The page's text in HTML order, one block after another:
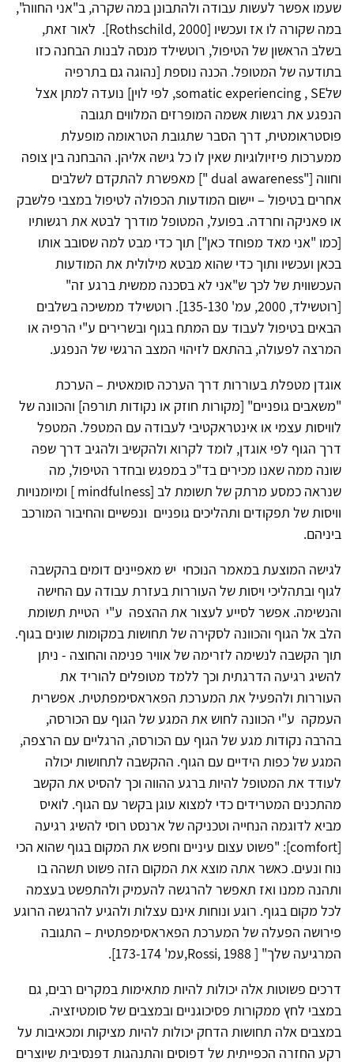
שעמו אפשר לעשות עבודה ולהתבונן במה שקרה, ב"אני החווה",
במה שקורה לו אז ועכשיו [Rothschild, 2000]. לאור זאת,
בשלב הראשון של הטיפול, רוטשילד מנסה לבנות הבחנה כזו
בתודעה של המטופל. הכנה נוספת [נהוגה גם בתרפיה
שלsomatic experiencing , SE, לפי לוין] נועדה למתן אצל
הנפגע את רגשות אשמה המופרזים המלווים תגובה
פוסטראומטית, דרך הסבר שתגובת הטראומה מופעלת
ממערכות פיזיולוגיות שאין לו כל גישה אליהן. ההבחנה בין צופה
וחווה ["dual awareness "] מאפשרת להתקדם לשלבים
אחרים בטיפול – יישום המודעות הכפולה לטיפול במצבי פלשבק
או פאניקה וחרדה. בפועל, המטופל מודרך לבטא את רגשותיו
[כמו "אני מאד מפוחד כאן"] תוך כדי מבט למה שסובב אותו
בכאן ועכשיו ותוך כדי שהוא מבטא מילולית את המודעות
העכשווית של לכך ש"אני לא בסכנה ממשית ברגע זה"
[רוטשילד, 2000, עמ' 135-130]. רוטשילד ממשיכה בשלבים
הבאים בטיפול לעבוד עם המתח בגוף ובשרירים ע"י הרפיה או
המרצה לפעולה, בהתאם לזיהוי המצב הרגשי של הנפגע.
אוגדן מטפלת בעוררות דרך הערכה סומאטית – הערכת
"משאבים גופניים" [מקורות חוזק או נקודות תורפה] והכוונה של
לוויסות עצמי או אינטראקטיבי לעבודה עם המטפל. המטפל
דרך הגוף לפי אוגדן, לומד לקרוא ולהקשיב ולהגיב דרך שפה
שונה ממה שאנו מכירים בד"כ במפגש ובחדר הטיפול, מה
שנראה כמסע מרתק של תשומת לב [mindfulness ] ומיומנויות
וויסות של תפקודים ותהליכים גופניים ונפשיים והחיבור המורכב
ביניהם.
לגישה המוצעת במאמר הנוכחי יש מאפיינים דומים בהקשבה
לגוף ובתהליכי ויסות של העוררות בעזרת עבודה עם החישה
והנשימה. אפשר לסייע לעצור את ההצפה ע"י הטיית תשומת
הלב אל הגוף והכוונה לסקירה של תחושות במקומות שונים בגוף.
תוך הקשבה לנשימה לזרימה של אוויר פנימה והחוצה - ניתן
להשיג רגיעה הדרגתית וכך ללמד מטופלים להוריד את
העוררות ולהפעיל את המערכת הפאראסימפתטית. אפשרית
העמקה ע"י הכוונה לחוש את המגע של הגוף עם הכורסה,
בהרבה נקודות מגע של הגוף עם הכורסה, הרגליים עם הרצפה,
המגע של כפות הידיים עם הגוף. ההקשבה לתחושות יכולה
לעודד את המטופל להיות ברגע ההווה וכך להסיט את הקשב
מהתכנים המטרידים כדי למצוא עוגן בקשר עם הגוף. לואיס
מביא לדוגמה הנחייה וטכניקה של ארנסט רוסי להשיג רגיעה
[comfort]: "פשוט עצום עיניים וחפש את המקום בגוף שהוא הכי
נוח ונעים. כאשר אתה מוצא את המקום הזה פשוט תשהה בו
ותהנה ממנו ואז תאפשר להרגשה להעמיק ולהתפשט בעצמה
לכל מקום בגוף. רוגע ונוחות אינם עצלות ולהגיע להרגשה הרוגע
פירושה הפעלה של המערכת הפאראסימפתטית – התגובה
המרגיעה שלך" [ Rossi, 1988,עמ' 173-174].
דרכים פשוטות אלה יכולות להיות מתאימות במקרים רבים, גם
במצבי לחץ ממקורות פסיכוגניים ובמצבים של סומטיזציה.
במצבים אלה תחושות הדחק יכולות להיות מציקות ומכאיבות על
רקע החזרה הכפייתית של דפוסים והתנהגות דפנסיבית שיוצרים